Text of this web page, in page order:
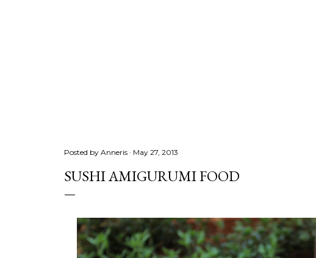
Posted by Anneris May 27, 2013
SUSHI AMIGURUMI FOOD